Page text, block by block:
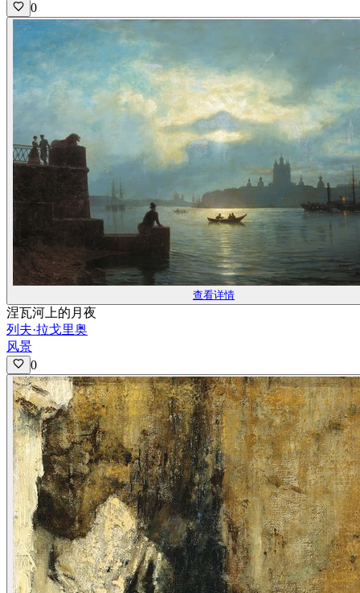
0
查看详情
涅瓦河上的月夜
列夫·拉戈里奥
风景
0